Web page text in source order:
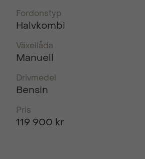
Fordonstyp
Halvkombi
Växellåda
Manuell
Drivmedel
Bensin
Pris
119 900 kr